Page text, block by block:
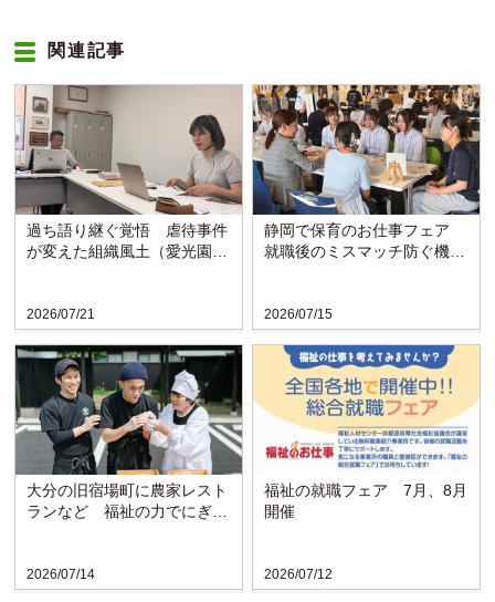
関連記事
2026/07/21
過ち語り継ぐ覚悟 虐待事件
が変えた組織風土（愛光園・
2026/07/15
静岡で保育のお仕事フェア
就職後のミスマッチ防ぐ機会
2026/07/14
大分の旧宿場町に農家レスト
ランなど 福祉の力でにぎわ
2026/07/12
福祉の就職フェア 7月、8月
開催